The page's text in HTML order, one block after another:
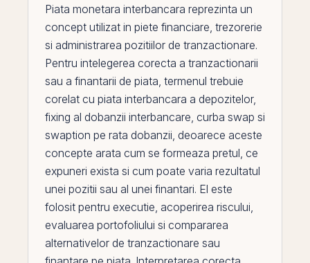
Piata monetara interbancara reprezinta un
concept utilizat in piete financiare, trezorerie
si administrarea pozitiilor de tranzactionare.
Pentru intelegerea corecta a tranzactionarii
sau a finantarii de piata, termenul trebuie
corelat cu piata interbancara a depozitelor,
fixing al dobanzii interbancare, curba swap si
swaption pe rata dobanzii, deoarece aceste
concepte arata cum se formeaza pretul, ce
expuneri exista si cum poate varia rezultatul
unei pozitii sau al unei finantari. El este
folosit pentru executie, acoperirea riscului,
evaluarea portofoliului si compararea
alternativelor de tranzactionare sau